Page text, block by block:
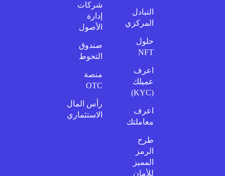
التبادل
المركزي
حلول
NFT
اعرف
عميلك
اعرف
معاملتك
طرح
الرمز
المميز
للأمان
شركات
إدارة
الأصول
صندوق
التحوط
منصة
OTC
رأس المال
الاستثماري